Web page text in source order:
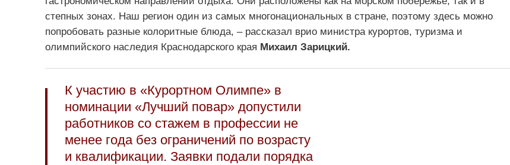
степных зонах. Наш регион один из самых многонациональных в стране, поэтому здесь можно
попробовать разные колоритные блюда, – рассказал врио министра курортов, туризма и
олимпийского наследия Краснодарского края Михаил Зарицкий.
К участию в «Курортном Олимпе» в
номинации «Лучший повар» допустили
работников со стажем в профессии не
менее года без ограничений по возрасту
и квалификации. Заявки подали порядка